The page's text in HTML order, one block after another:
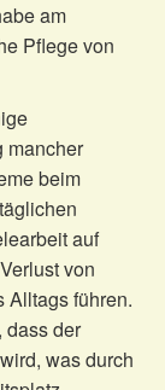
am
Pflege von
mancher
beim
auf
von
Alltags führen.
dass der
was durch